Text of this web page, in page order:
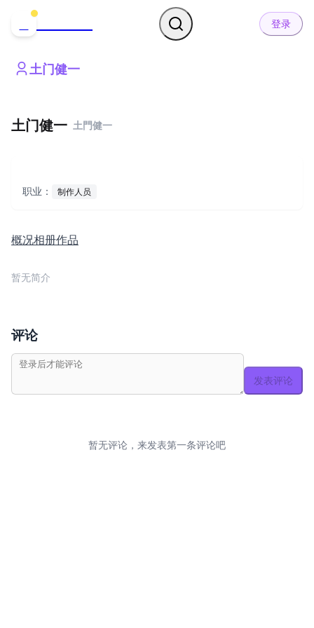
登录
土门健一
土门健一 土門健一
职业： 制作人员
概况相册作品
暂无简介
评论
发表评论
暂无评论，来发表第一条评论吧